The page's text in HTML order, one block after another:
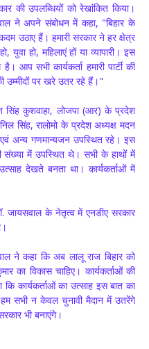
की उपलब्धियों को रेखांकित किया।
ने अपने संबोधन में कहा, "बिहार के
उठाए हैं। हमारी सरकार ने हर क्षेत्र
हो, महिलाएं हों या व्यापारी। इस
आप सभी कार्यकर्ता हमारी पार्टी की
पर खरे उतर रहे हैं।"
कुशवाहा, लोजपा (आर) के प्रदेश
सिंह, रालोमो के प्रदेश अध्यक्ष मदन
अन्य गणमान्यजन उपस्थित रहे। इस
संख्या में उपस्थित थे। सभी के हाथों में
देखते बनता था। कार्यकर्ताओं में
जायसवाल के नेतृत्व में एनडीए सरकार
ने कहा कि अब लालू राज बिहार को
का विकास चाहिए। कार्यकर्ताओं की
कार्यकर्ताओं का उत्साह इस बात का
सभी न केवल चुनावी मैदान में उतरेंगे
भी बनाएंगे।